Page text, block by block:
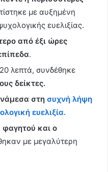
με αυξημένη
ευελιξίας.
από έξι ώρες
.
λεπτά, συνδέθηκε
δείκτες.
στη συχνή λήψη
ευελιξία.
και ο
με μεγαλύτερη